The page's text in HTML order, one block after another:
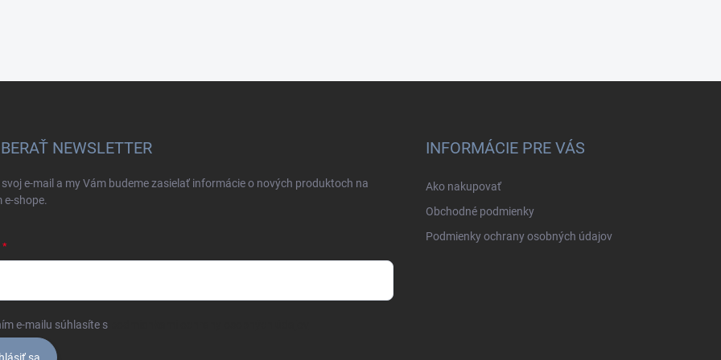
NEWSLETTER
e-mail a my Vám budeme zasielať informácie o nových produktoch na
e-shope.
e-mailu súhlasíte s
INFORMÁCIE PRE VÁS
Ako nakupovať
Obchodné podmienky
Podmienky ochrany osobných údajov